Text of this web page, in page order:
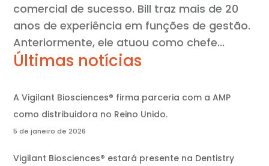
comercial de sucesso. Bill traz mais de 20
anos de experiência em funções de gestão.
Anteriormente, ele atuou como chefe...
Últimas notícias
A Vigilant Biosciences® firma parceria com a AMP
como distribuidora no Reino Unido.
5 de janeiro de 2026
Vigilant Biosciences® estará presente na Dentistry